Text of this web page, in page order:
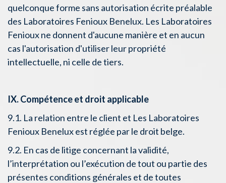
quelconque forme sans autorisation écrite préalable
des Laboratoires Fenioux Benelux. Les Laboratoires
Fenioux ne donnent d'aucune manière et en aucun
cas l'autorisation d'utiliser leur propriété
intellectuelle, ni celle de tiers.
IX. Compétence et droit applicable
9.1. La relation entre le client et Les Laboratoires
Fenioux Benelux est réglée par le droit belge.
9.2. En cas de litige concernant la validité,
l’interprétation ou l’exécution de tout ou partie des
présentes conditions générales et de toutes